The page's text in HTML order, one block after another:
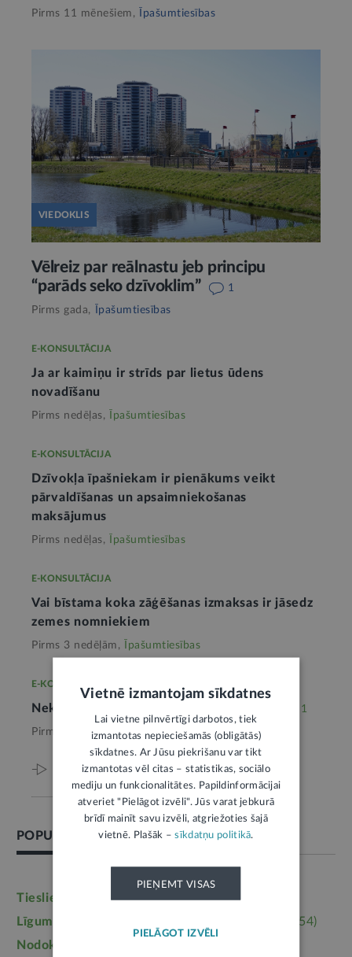
Pirms 11 mēnešiem,
Īpašumtiesības
VIEDOKLIS
Vēlreiz par reālnastu jeb principu
“parāds seko dzīvoklim”
1
Pirms gada,
Īpašumtiesības
E-KONSULTĀCIJA
Ja ar kaimiņu ir strīds par lietus ūdens
novadīšanu
Pirms nedēļas, Īpašumtiesības
E-KONSULTĀCIJA
Dzīvokļa īpašniekam ir pienākums veikt
pārvaldīšanas un apsaimniekošanas
maksājumus
Pirms nedēļas, Īpašumtiesības
E-KONSULTĀCIJA
Vai bīstama koka zāģēšanas izmaksas ir jāsedz
zemes nomniekiem
Pirms 3 nedēļām, Īpašumtiesības
E-KONSULTĀCIJA
Nekustamā īpašuma faktiska sadalīšana 1
Pirms 4 mēnešiem, Īpašumtiesības
Viss par šo tēmu
POPULĀRĀKĀS TĒMAS
Tieslietas (6246) Darba tiesības(5764)
Līgumi, dokumenti
(3954)
Nodokļi
Vietnē izmantojam sīkdatnes
Lai vietne pilnvērtīgi darbotos, tiek
izmantotas nepieciešamās (obligātās)
sīkdatnes. Ar Jūsu piekrišanu var tikt
izmantotas vēl citas – statistikas, sociālo
mediju un funkcionalitātes. Papildinformācijai
atveriet "Pielāgot izvēli". Jūs varat jebkurā
brīdī mainīt savu izvēli, atgriežoties šajā
vietnē. Plašāk –sīkdatņu politikā.
PIEŅEMT VISAS
PIELĀGOT IZVĒLI